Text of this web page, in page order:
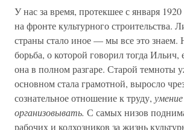
У нас за время, протекшее с января
на фронте культурного строительства.
страны стало иное — мы все это знаем.
борьба, о которой говорил тогда Ильич,
она в полном разгаре. Старой темноты
основном стала грамотной, выросло
сознательное отношение к труду,
организовывать. С самых низов
рабочих и колхозников за жизнь